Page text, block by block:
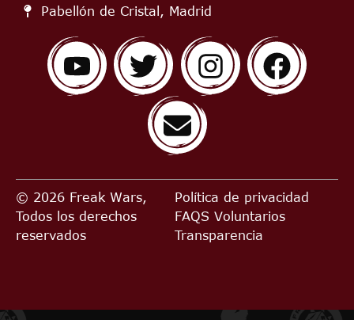
Pabellón de Cristal, Madrid
© 2026 Freak Wars,
Todos los derechos
reservados
Política de privacidad
FAQS Voluntarios
Transparencia